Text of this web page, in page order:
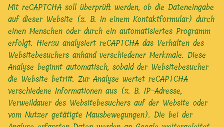
Mit reCAPTCHA soll überprüft werden, ob die Dateneingabe
auf dieser Website (z. B. in einem Kontaktformular) durch
einen Menschen oder durch ein automatisiertes Programm
erfolgt. Hierzu analysiert reCAPTCHA das Verhalten des
Websitebesuchers anhand verschiedener Merkmale. Diese
Analyse beginnt automatisch, sobald der Websitebesucher
die Website betritt. Zur Analyse wertet reCAPTCHA
verschiedene Informationen aus (z. B. IP-Adresse,
Verweildauer des Websitebesuchers auf der Website oder
vom Nutzer getätigte Mausbewegungen). Die bei der